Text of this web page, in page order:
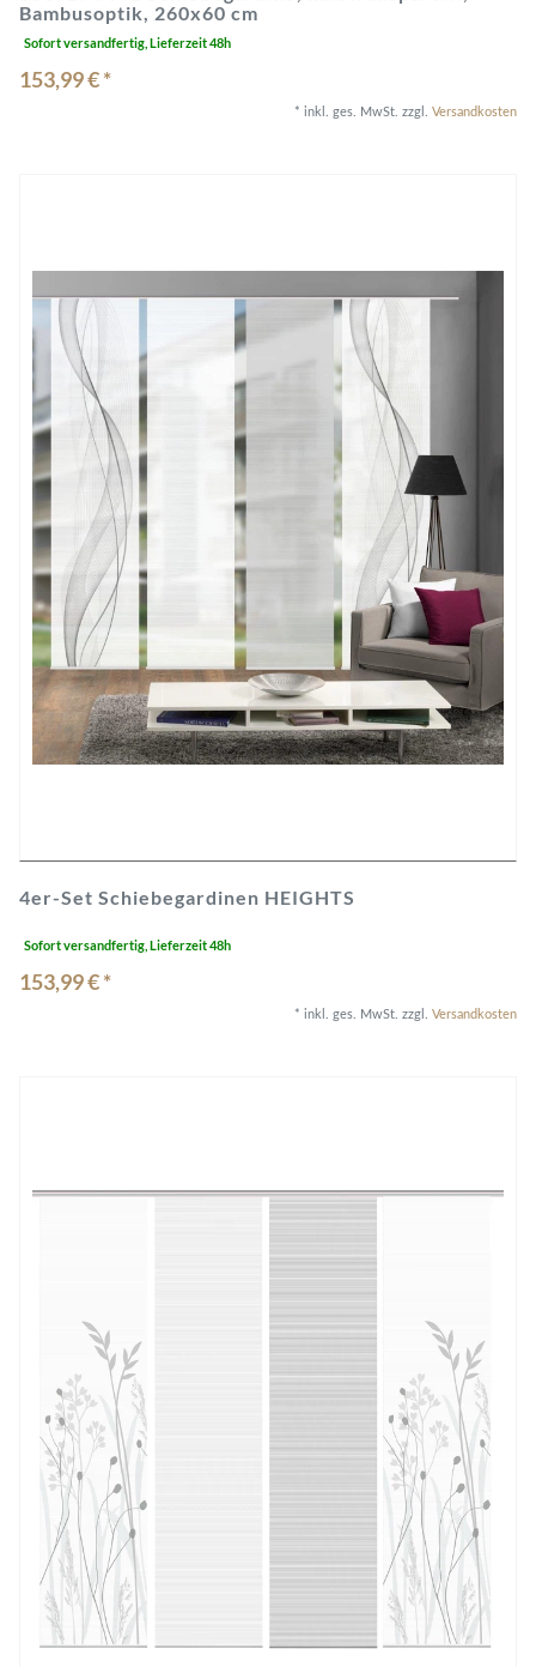
Bambusoptik, 260x60 cm
Sofort versandfertig, Lieferzeit 48h
153,99 € *
* inkl. ges. MwSt. zzgl. Versandkosten
4er-Set Schiebegardinen HEIGHTS
Sofort versandfertig, Lieferzeit 48h
153,99 € *
* inkl. ges. MwSt. zzgl. Versandkosten